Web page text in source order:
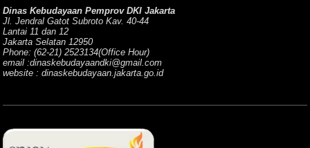
Dinas Kebudayaan Pemprov DKI Jakarta
Jl. Jendral Gatot Subroto Kav. 40-44
Lantai 11 dan 12
Jakarta Selatan 12950
Phone: (62-21) 2523134(Office Hour)
email :dinaskebudayaandki@gmail.com
website : dinaskebudayaan.jakarta.go.id